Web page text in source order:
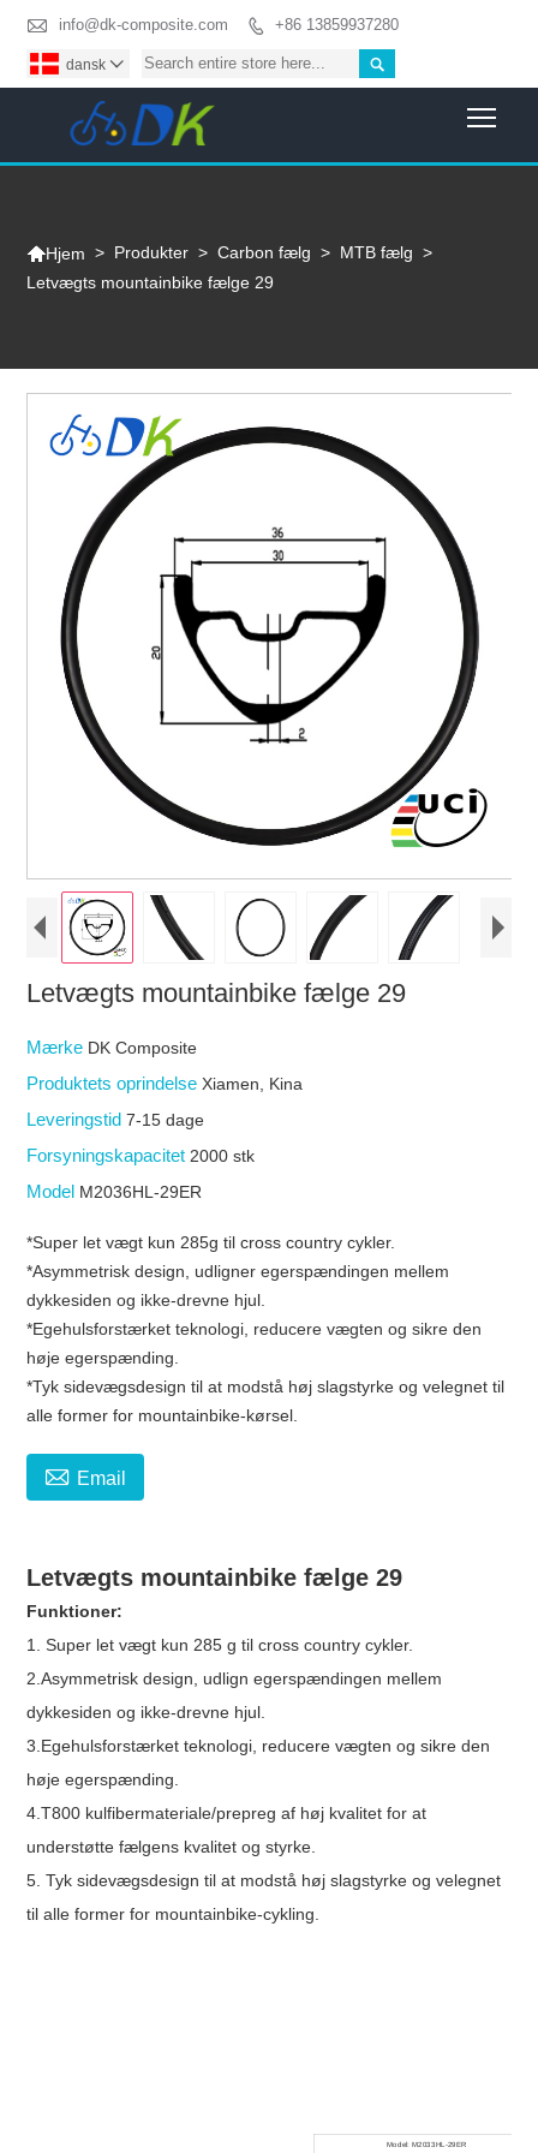
 info@dk-composite.com  +86 13859937280

dansk 
Hjem > Produkter > Carbon fælg > MTB fælg >
Letvægts mountainbike fælge 29
Letvægts mountainbike fælge 29
Mærke DK Composite
Produktets oprindelseXiamen, Kina
Leveringstid7-15 dage
Forsyningskapacitet 2000 stk
Model M2036HL-29ER
*Super let vægt kun 285g til cross country cykler.
*Asymmetrisk design, udligner egerspændingen mellem
dykkesiden og ikke-drevne hjul.
*Egehulsforstærket teknologi, reducere vægten og sikre den
høje egerspænding.
*Tyk sidevægsdesign til at modstå høj slagstyrke og velegnet til
alle former for mountainbike-kørsel.
 Email
Letvægts mountainbike fælge 29
Funktioner:
1. Super let vægt kun 285 g til cross country cykler.
2.Asymmetrisk design, udlign egerspændingen mellem
dykkesiden og ikke-drevne hjul.
3.Egehulsforstærket teknologi, reducere vægten og sikre den
høje egerspænding.
4.T800 kulfibermateriale/prepreg af høj kvalitet for at
understøtte fælgens kvalitet og styrke.
5. Tyk sidevægsdesign til at modstå høj slagstyrke og velegnet
til alle former for mountainbike-cykling.
Model: M2033HL-29ER